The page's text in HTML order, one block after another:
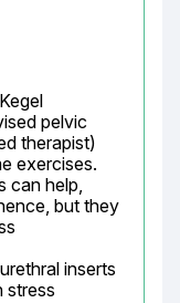
pelvic
therapist)
exercises.
can help,
but they
inserts
stress